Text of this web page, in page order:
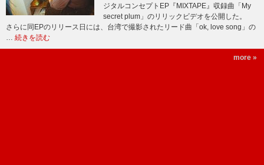
ジタルコンセプトEP『MIXTAPE』収録曲「My
secret plum」のリリックビデオを公開した。
さらに同EPのリリース日には、台湾で撮影されたリード曲「ok, love song」の
… 続きを読む
more »